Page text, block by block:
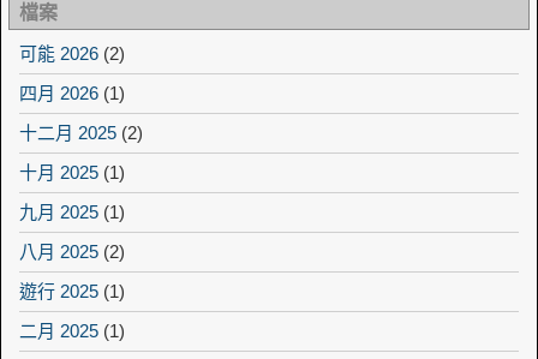
檔案
可能 2026 (2)
四月 2026 (1)
十二月 2025 (2)
十月 2025 (1)
九月 2025 (1)
八月 2025 (2)
遊行 2025 (1)
二月 2025 (1)